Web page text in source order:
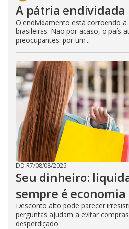
A pátria endividada
O endividamento está corroendo a
brasileiras. Não por acaso, o país
preocupantes: por um...
DO R7/08/08/2026
Seu dinheiro:
sempre é economia
Desconto alto pode parecer
perguntas ajudam a evitar
desperdiçado